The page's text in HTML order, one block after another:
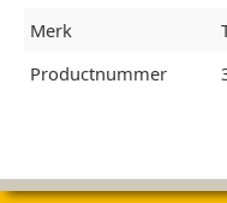
Merk
Productnummer